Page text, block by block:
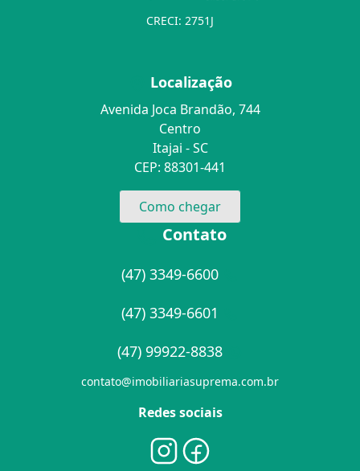
CRECI: 2751J
Localização
Avenida Joca Brandão, 744
Centro
Itajai - SC
CEP: 88301-441
Como chegar
Contato
(47) 3349-6600
(47) 3349-6601
(47) 99922-8838
contato@imobiliariasuprema.com.br
Redes sociais